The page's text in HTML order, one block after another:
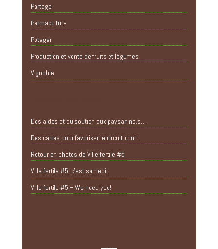
Partage
Permaculture
Potager
Production et vente de fruits et légumes
Vignoble
Des aides et du soutien aux paysan.ne.s…
Des cartes pour favoriser le circuit-court
Retour en photos de Ville fertile #5
Ville fertile #5, c’est samedi!
Ville fertile #5 – We need you!